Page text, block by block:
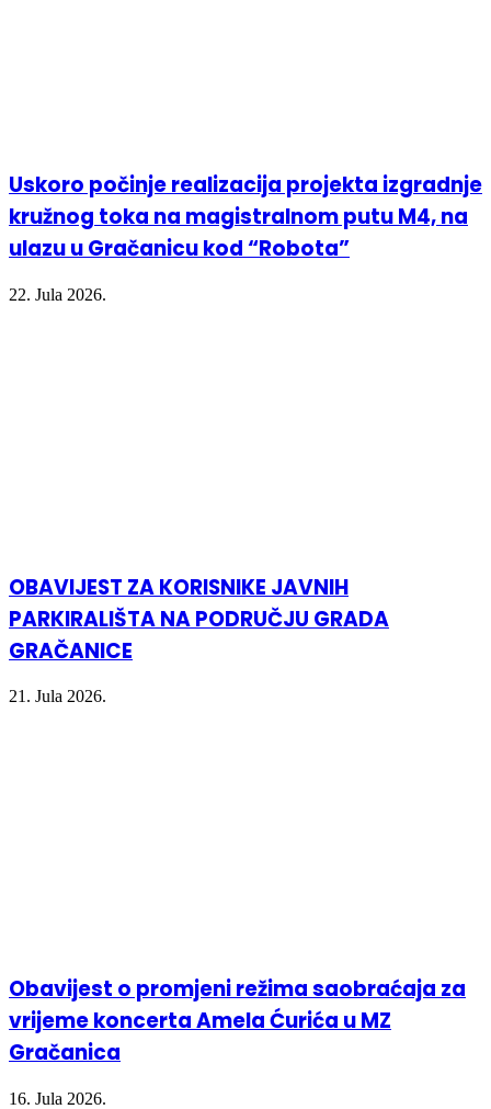
Uskoro počinje realizacija projekta izgradnje
kružnog toka na magistralnom putu M4, na
ulazu u Gračanicu kod “Robota”
22. Jula 2026.
OBAVIJEST ZA KORISNIKE JAVNIH
PARKIRALIŠTA NA PODRUČJU GRADA
GRAČANICE
21. Jula 2026.
Obavijest o promjeni režima saobraćaja za
vrijeme koncerta Amela Ćurića u MZ
Gračanica
16. Jula 2026.